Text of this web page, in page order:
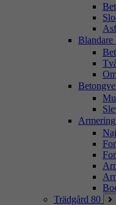
Blandare
Armering
Trädgård 80